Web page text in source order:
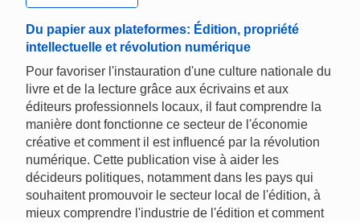
Du papier aux plateformes: Édition, propriété
intellectuelle et révolution numérique
Pour favoriser l'instauration d'une culture nationale du
livre et de la lecture grâce aux écrivains et aux
éditeurs professionnels locaux, il faut comprendre la
manière dont fonctionne ce secteur de l'économie
créative et comment il est influencé par la révolution
numérique. Cette publication vise à aider les
décideurs politiques, notamment dans les pays qui
souhaitent promouvoir le secteur local de l'édition, à
mieux comprendre l'industrie de l'édition et comment